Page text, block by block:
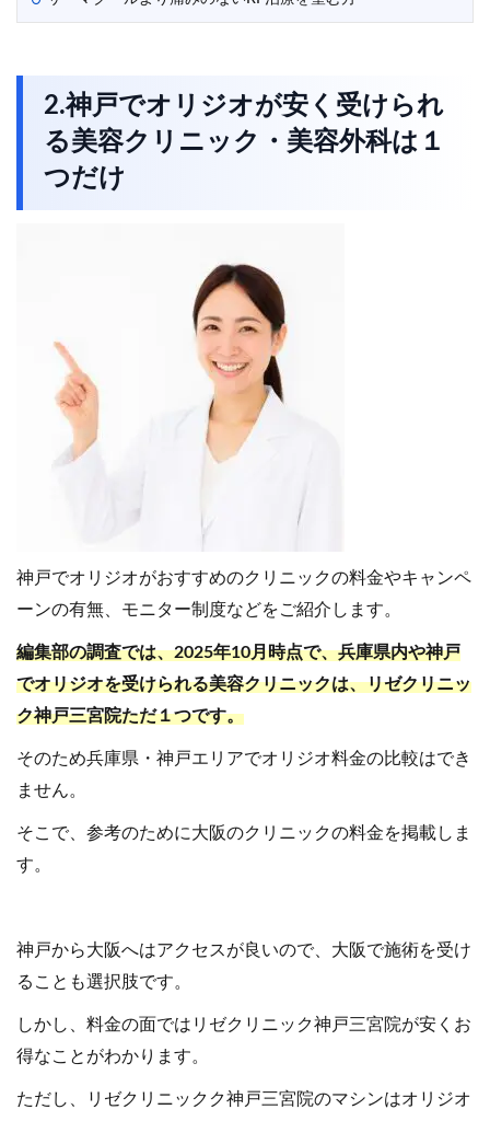
2.神戸でオリジオが安く受けられ
る美容クリニック・美容外科は１
つだけ
神戸でオリジオがおすすめのクリニックの料金やキャンペ
ーンの有無、モニター制度などをご紹介します。
編集部の調査では、2025年10月時点で、兵庫県内や神戸
でオリジオを受けられる美容クリニックは、リゼクリニッ
ク神戸三宮院ただ１つです。
そのため兵庫県・神戸エリアでオリジオ料金の比較はでき
ません。
そこで、参考のために大阪のクリニックの料金を掲載しま
す。
神戸から大阪へはアクセスが良いので、大阪で施術を受け
ることも選択肢です。
しかし、料金の面ではリゼクリニック神戸三宮院が安くお
得なことがわかります。
ただし、リゼクリニックク神戸三宮院のマシンはオリジオ